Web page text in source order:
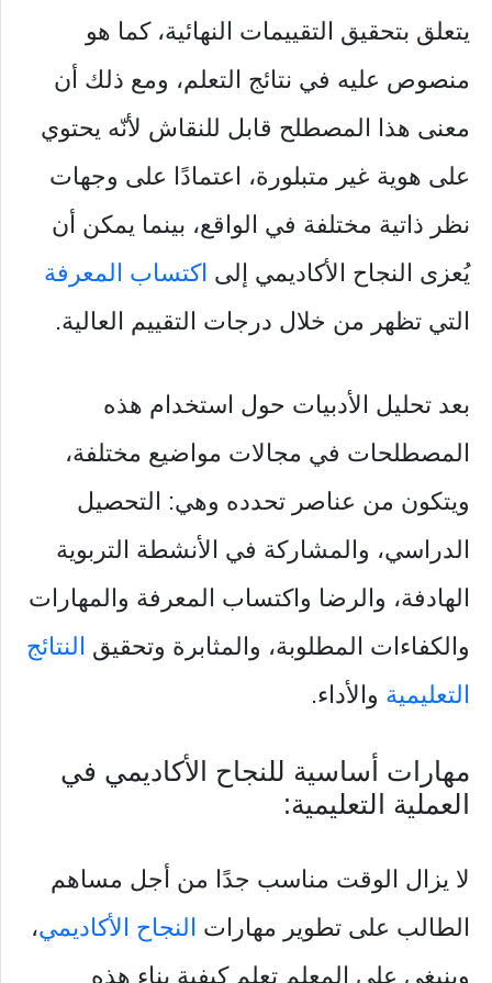
يتعلق بتحقيق التقييمات النهائية، كما هو
منصوص عليه في نتائج التعلم، ومع ذلك أن
معنى هذا المصطلح قابل للنقاش لأنّه يحتوي
على هوية غير متبلورة، اعتمادًا على وجهات
نظر ذاتية مختلفة في الواقع، بينما يمكن أن
يُعزى النجاح الأكاديمي إلى اكتساب المعرفة
التي تظهر من خلال درجات التقييم العالية.
بعد تحليل الأدبيات حول استخدام هذه
المصطلحات في مجالات مواضيع مختلفة،
ويتكون من عناصر تحدده وهي: التحصيل
الدراسي، والمشاركة في الأنشطة التربوية
الهادفة، والرضا واكتساب المعرفة والمهارات
والكفاءات المطلوبة، والمثابرة وتحقيق النتائج
التعليمية والأداء.
مهارات أساسية للنجاح الأكاديمي في
العملية التعليمية:
لا يزال الوقت مناسب جدًا من أجل مساهم
الطالب على تطوير مهارات النجاح الأكاديمي،
وينبغي على المعلم تعلم كيفية بناء هذه